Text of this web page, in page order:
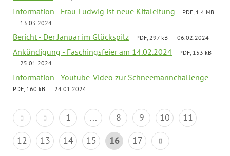
Information - Frau Ludwig ist neue Kitaleitung
PDF, 1.4 MB
13.03.2024
Bericht - Der Januar im Glückspilz PDF, 297 kB 06.02.2024
Ankündigung - Faschingsfeier am 14.02.2024
PDF, 153 kB
25.01.2024
Information - Youtube-Video zur Schneemannchallenge
PDF, 160 kB 24.01.2024
1 ... 8 9 10
11
12
13 14 15 16 17